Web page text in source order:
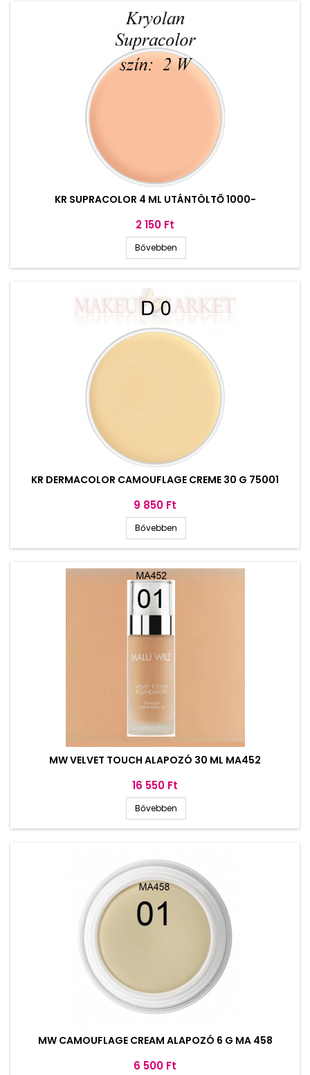
KR SUPRACOLOR 4 ML UTÁNTÖLTŐ 1000-
Ár
2 150 Ft
Bővebben
KR DERMACOLOR CAMOUFLAGE CREME 30 G 75001
Ár
9 850 Ft
Bővebben
MW VELVET TOUCH ALAPOZÓ 30 ML MA452
Ár
16 550 Ft
Bővebben
MW CAMOUFLAGE CREAM ALAPOZÓ 6 G MA 458
Ár
6 500 Ft